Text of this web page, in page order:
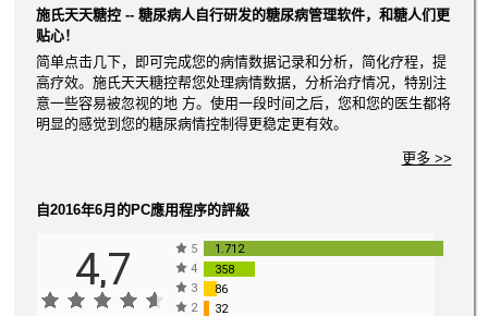
施氏天天糖控 -- 糖尿病人自行研发的糖尿病管理软件，和糖人们更
贴心！
简单点击几下，即可完成您的病情数据记录和分析，简化疗程，提
高疗效。施氏天天糖控帮您处理病情数据，分析治疗情况，特别注
意一些容易被忽视的地 方。使用一段时间之后，您和您的医生都将
明显的感觉到您的糖尿病情控制得更稳定更有效。
更多 >>
自2016年6月的PC應用程序的評級